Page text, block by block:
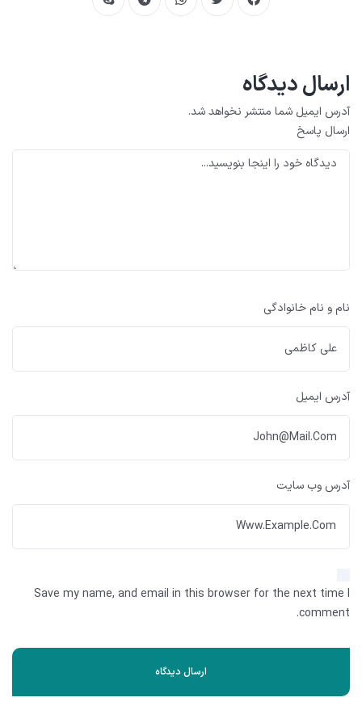
ارسال دیدگاه
آدرس ایمیل شما منتشر نخواهد شد.
ارسال پاسخ
نام و نام خانوادگی
آدرس ایمیل
آدرس وب سایت
Save my name, and email in this browser for the next time I
comment.